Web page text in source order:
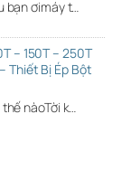
bạn ơimáy t…
– 150T – 250T
Thiết Bị Ép Bột
nàoTời k…